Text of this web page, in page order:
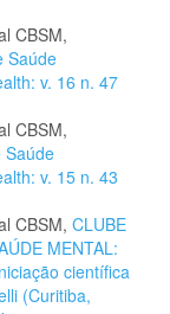
CBSM,
Saúde
v. 16 n. 47
CBSM,
Saúde
v. 15 n. 43
CBSM, CLUBE
MENTAL:
científica
(Curitiba,